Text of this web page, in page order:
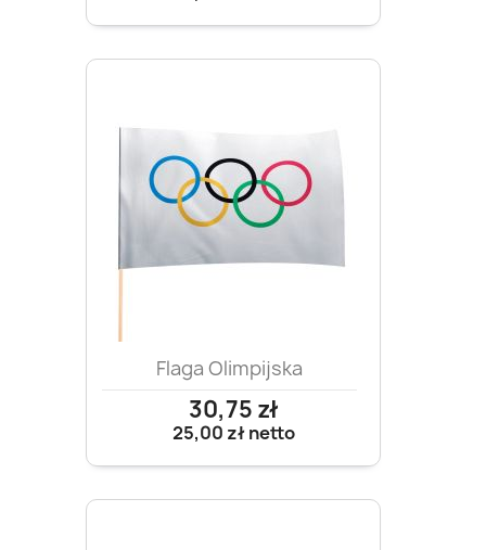
Flaga Olimpijska
30,75 zł
25,00 złnetto